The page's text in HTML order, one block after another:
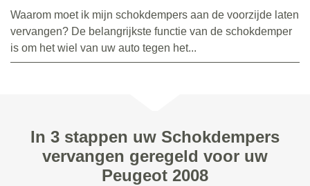
Waarom moet ik mijn schokdempers aan de voorzijde laten
vervangen? De belangrijkste functie van de schokdemper
is om het wiel van uw auto tegen het...
In 3 stappen uw Schokdempers
vervangen geregeld voor uw
Peugeot 2008